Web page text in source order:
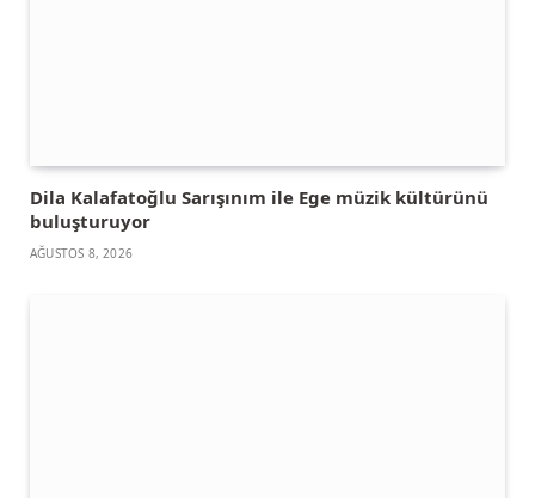
Dila Kalafatoğlu Sarışınım ile Ege müzik kültürünü
buluşturuyor
AĞUSTOS 8, 2026